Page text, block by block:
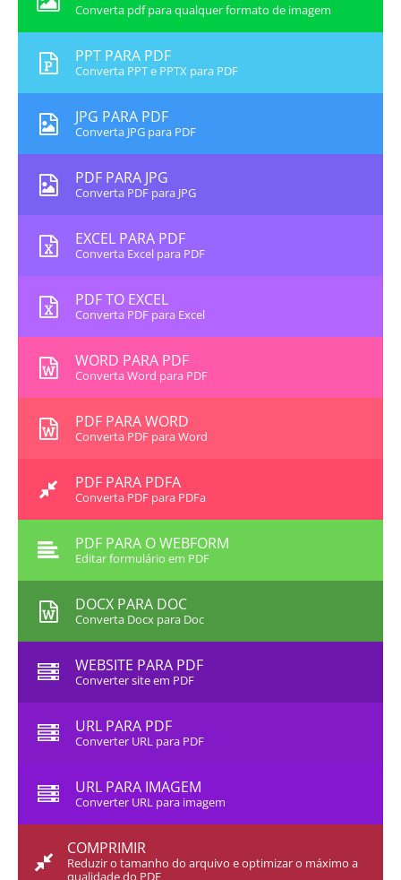
Converta pdf para qualquer formato de imagem
PPT PARA PDF
Converta PPT e PPTX para PDF
JPG PARA PDF
Converta JPG para PDF
PDF PARA JPG
Converta PDF para JPG
EXCEL PARA PDF
Converta Excel para PDF
PDF TO EXCEL
Converta PDF para Excel
WORD PARA PDF
Converta Word para PDF
PDF PARA WORD
Converta PDF para Word
PDF PARA PDFA
Converta PDF para PDFa
PDF PARA O WEBFORM
Editar formulário em PDF
DOCX PARA DOC
Converta Docx para Doc
WEBSITE PARA PDF
Converter site em PDF
URL PARA PDF
Converter URL para PDF
URL PARA IMAGEM
Converter URL para imagem
COMPRIMIR
Reduzir o tamanho do arquivo e optimizar o máximo a
qualidade do PDF